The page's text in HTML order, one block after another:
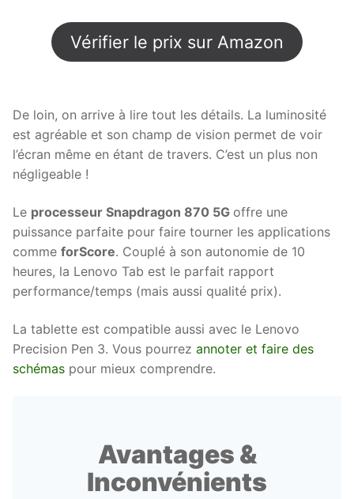
Vérifier le prix sur Amazon
De loin, on arrive à lire tout les détails. La luminosité
est agréable et son champ de vision permet de voir
l’écran même en étant de travers. C’est un plus non
négligeable !
Le processeur Snapdragon 870 5G offre une
puissance parfaite pour faire tourner les applications
comme forScore. Couplé à son autonomie de 10
heures, la Lenovo Tab est le parfait rapport
performance/temps (mais aussi qualité prix).
La tablette est compatible aussi avec le Lenovo
Precision Pen 3. Vous pourrez annoter et faire des
schémas pour mieux comprendre.
Avantages &
Inconvénients